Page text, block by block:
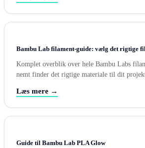
Bambu Lab filament-guide: vælg det rigtige
Komplet overblik over hele Bambu Labs
nemt finder det rigtige materiale til dit
Læs mere →
Guide til Bambu Lab PLA Glow